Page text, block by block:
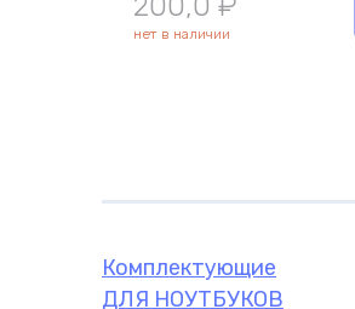
нет в наличии
Комплектующие
ДЛЯ НОУТБУКОВ